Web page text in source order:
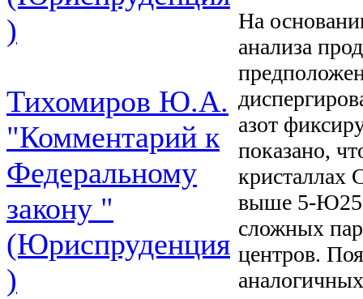
)
Тихомиров Ю.А.
"Комментарий к
Федеральному
закону "
(Юриспруденция
)
На
анализа
азот
показано,
кристаллах
выше 5-Ю25
сложных
центров.